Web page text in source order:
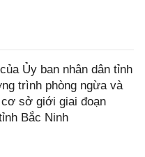
Ủy ban nhân dân tỉnh
trình phòng ngừa và
sở giới giai đoạn
Bắc Ninh